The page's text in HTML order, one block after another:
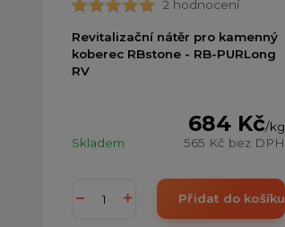
2 hodnocení
Revitalizační nátěr pro kamenný
koberec RBstone - RB-PURLong
RV
684 Kč/kg
565 Kč bez DPH
Skladem
Přidat do košíku